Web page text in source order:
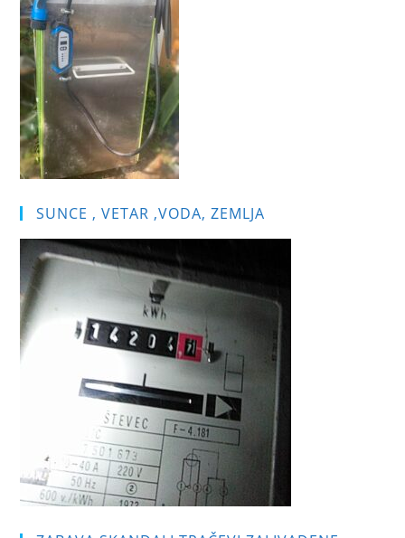
SUNCE , VETAR ,VODA, ZEMLJA